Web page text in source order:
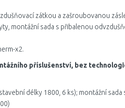
zátkou a zašroubovanou
montážní sada s přibalenou
x2.
příslušenství, bez
délky 1800, 6 ks); montážní sada